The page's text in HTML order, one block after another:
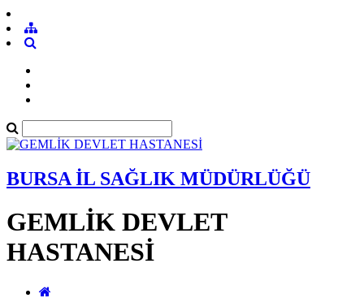
BURSA İL SAĞLIK MÜDÜRLÜĞÜ
GEMLİK DEVLET
HASTANESİ